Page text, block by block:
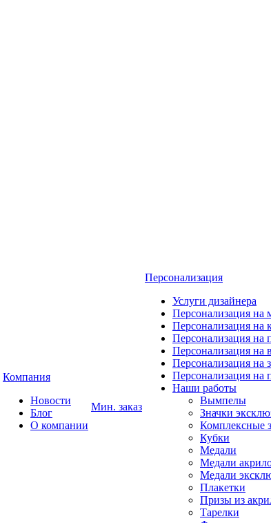
Компания
Новости
Блог
О компании
Мин. заказ
Персонализация
Услуги дизайнера
Персонализация на
Персонализация на
Персонализация на
Персонализация на
Персонализация на
Персонализация на
Наши работы
Вымпелы
Значки
Комплексные
Кубки
Медали
Медали
Медали
Плакетки
Призы из
Тарелки